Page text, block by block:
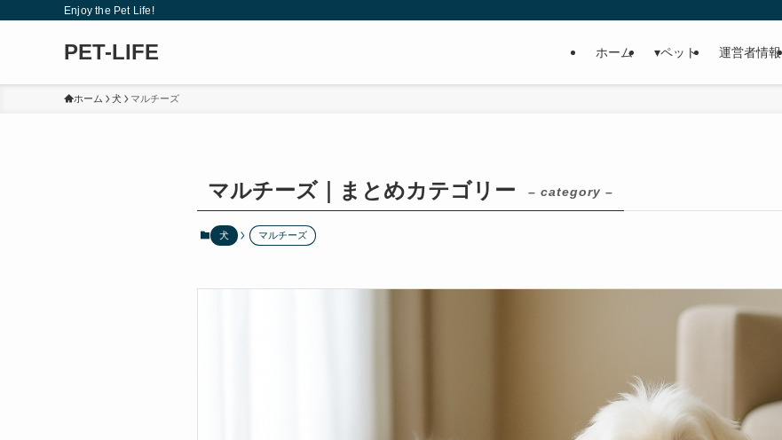
Enjoy the Pet Life!
PET-LIFE ホーム ▾ペット 運営者情報
ホーム 犬 マルチーズ
マルチーズ｜まとめカテゴリー – category –
犬 マルチーズ